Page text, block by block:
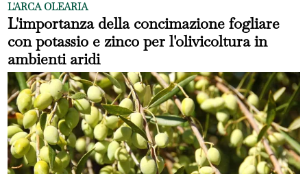
L'ARCA OLEARIA
L'importanza della concimazione fogliare
con potassio e zinco per l'olivicoltura in
ambienti aridi